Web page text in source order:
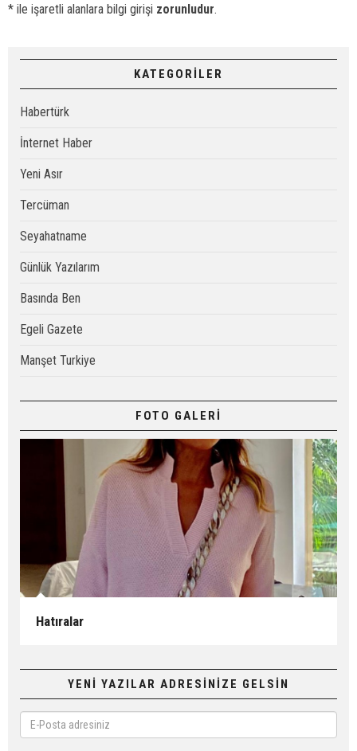
* ile işaretli alanlara bilgi girişi zorunludur.
KATEGORİLER
Habertürk
İnternet Haber
Yeni Asır
Tercüman
Seyahatname
Günlük Yazılarım
Basında Ben
Egeli Gazete
Manşet Turkiye
FOTO GALERİ
Hatıralar
YENİ YAZILAR ADRESİNİZE GELSİN
Posta